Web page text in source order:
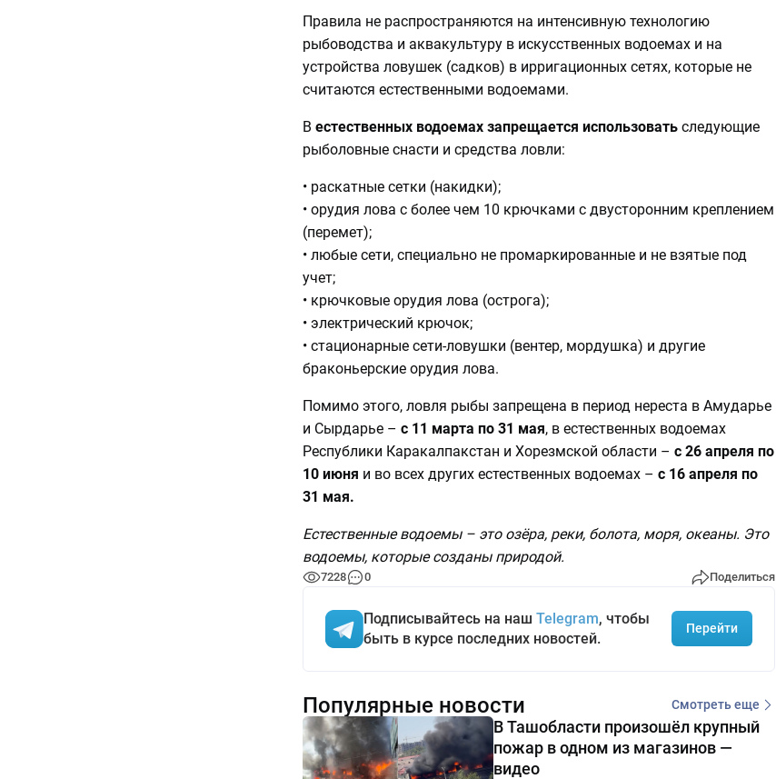
Правила не распространяются на интенсивную технологию
рыбоводства и аквакультуру в искусственных водоемах и на
устройства ловушек (садков) в ирригационных сетях, которые не
считаются естественными водоемами.
В естественных водоемах запрещается использовать следующие
рыболовные снасти и средства ловли:
• раскатные сетки (накидки);
• орудия лова с более чем 10 крючками с двусторонним креплением
(перемет);
• любые сети, специально не промаркированные и не взятые под
учет;
• крючковые орудия лова (острога);
• электрический крючок;
• стационарные сети-ловушки (вентер, мордушка) и другие
браконьерские орудия лова.
Помимо этого, ловля рыбы запрещена в период нереста в Амударье
и Сырдарье – с 11 марта по 31 мая, в естественных водоемах
Республики Каракалпакстан и Хорезмской области – с 26 апреля по
10 июня и во всех других естественных водоемах – с 16 апреля по
31 мая.
Естественные водоемы – это озёра, реки, болота, моря, океаны. Это
водоемы, которые созданы природой.
7228 0 Поделиться
Подписывайтесь на наш Telegram, чтобы
быть в курсе последних новостей.
Перейти
Популярные новости Смотреть еще
В Ташобласти произошёл крупный
пожар в одном из магазинов —
видео